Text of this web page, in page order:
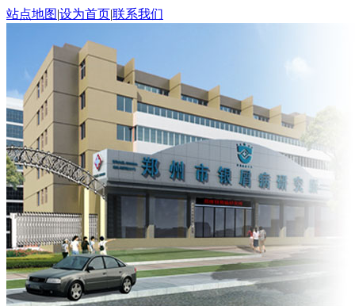
站点地图|设为首页|联系我们